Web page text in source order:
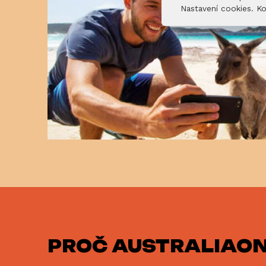
PROČ
Nastavení cookies.